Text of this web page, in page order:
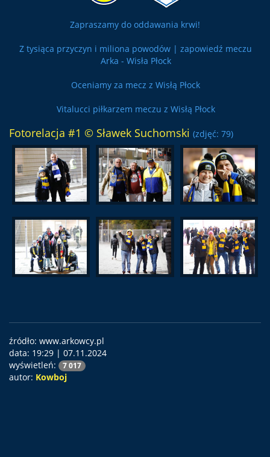
Zapraszamy do oddawania krwi!
Z tysiąca przyczyn i miliona powodów | zapowiedź meczu
Arka - Wisła Płock
Oceniamy za mecz z Wisłą Płock
Vitalucci piłkarzem meczu z Wisłą Płock
Fotorelacja #1 © Sławek Suchomski (zdjęć: 79)
źródło: www.arkowcy.pl
data: 19:29 | 07.11.2024
wyświetleń:
7 017
autor: Kowboj